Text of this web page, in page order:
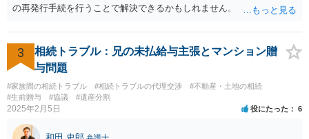
の再発行手続を行うことで解決できるかもしれません。
3
相続トラブル：兄の未払給与主張とマンション贈
与問題
#家族間の相続トラブル #相続トラブルの代理交渉
#不動産・土地の相続
#生前贈与
#協議 #遺産分割
2025年2月5日 役にたった 6
和田 史郎 弁護士